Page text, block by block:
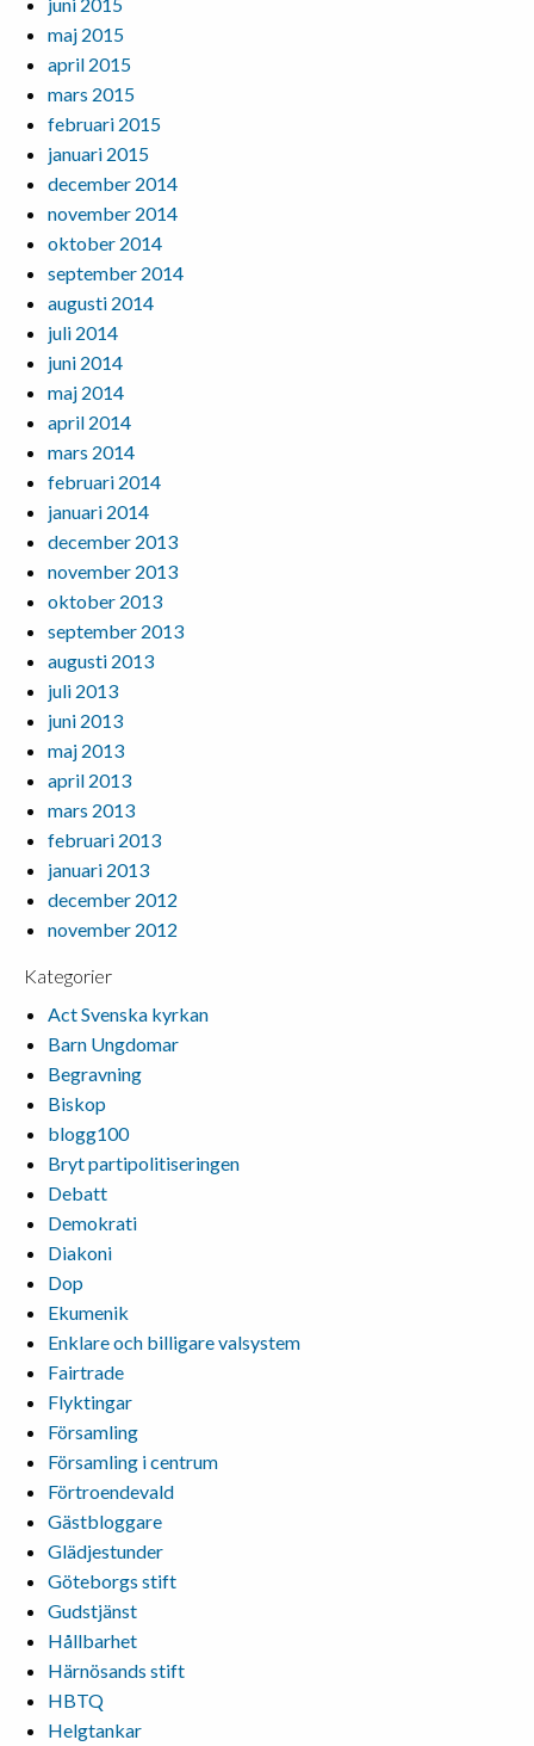
maj 2015
april 2015
mars 2015
februari 2015
januari 2015
december 2014
november 2014
oktober 2014
september 2014
augusti 2014
juli 2014
juni 2014
maj 2014
april 2014
mars 2014
februari 2014
januari 2014
december 2013
november 2013
oktober 2013
september 2013
augusti 2013
juli 2013
juni 2013
maj 2013
april 2013
mars 2013
februari 2013
januari 2013
december 2012
november 2012
Kategorier
Act Svenska kyrkan
Barn Ungdomar
Begravning
Biskop
blogg100
Bryt partipolitiseringen
Debatt
Demokrati
Diakoni
Dop
Ekumenik
Enklare och billigare valsystem
Fairtrade
Flyktingar
Församling
Församling i centrum
Förtroendevald
Gästbloggare
Glädjestunder
Göteborgs stift
Gudstjänst
Hållbarhet
Härnösands stift
HBTQ
Helgtankar